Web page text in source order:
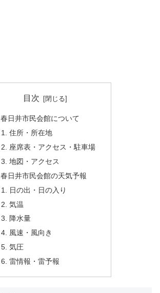
目次
春日井市民会館について
住所・所在地
座席表・アクセス・駐車場
地図・アクセス
春日井市民会館の天気予報
日の出・日の入り
気温
降水量
風速・風向き
気圧
雷情報・雷予報